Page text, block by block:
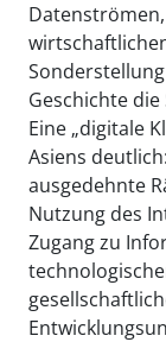
Geschichte
Eine „digitale
Asiens
ausgedehnte
Nutzung des
Zugang zu